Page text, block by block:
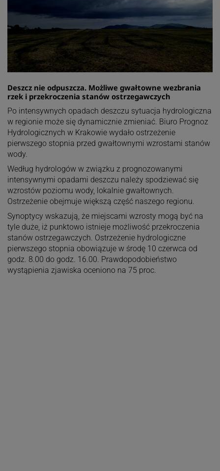
Deszcz nie odpuszcza. Możliwe gwałtowne wezbrania
rzek i przekroczenia stanów ostrzegawczych
Po intensywnych opadach deszczu sytuacja hydrologiczna
w regionie może się dynamicznie zmieniać. Biuro Prognoz
Hydrologicznych w Krakowie wydało ostrzeżenie
pierwszego stopnia przed gwałtownymi wzrostami stanów
wody.
Według hydrologów w związku z prognozowanymi
intensywnymi opadami deszczu należy spodziewać się
wzrostów poziomu wody, lokalnie gwałtownych.
Ostrzeżenie obejmuje większą część naszego regionu.
Synoptycy wskazują, że miejscami wzrosty mogą być na
tyle duże, iż punktowo istnieje możliwość przekroczenia
stanów ostrzegawczych. Ostrzeżenie hydrologiczne
pierwszego stopnia obowiązuje w środę 10 czerwca od
godz. 8.00 do godz. 16.00. Prawdopodobieństwo
wystąpienia zjawiska oceniono na 75 proc.